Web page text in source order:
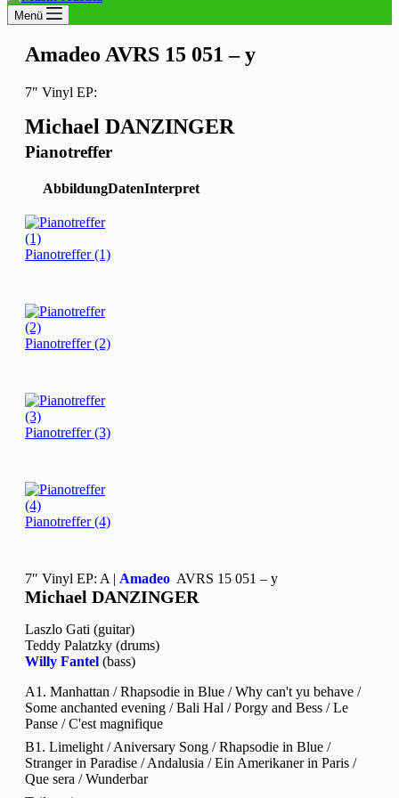
Menü
Amadeo AVRS 15 051 – y
7″ Vinyl EP:
Michael DANZINGER
Pianotreffer
AbbildungDatenInterpret
Pianotreffer (1)
Pianotreffer (2)
Pianotreffer (3)
Pianotreffer (4)
7″ Vinyl EP: A | Amadeo ‎ AVRS 15 051 – y
Michael DANZINGER
Laszlo Gati (guitar)
Teddy Palatzky (drums)
Willy Fantel (bass)
A1. Manhattan / Rhapsodie in Blue / Why can't yu behave /
Some anchanted evening / Bali Hal / Porgy and Bess / Le
Panse / C'est magnifique
B1. Limelight / Aniversary Song / Rhapsodie in Blue /
Stranger in Paradise / Andalusia / Ein Amerikaner in Paris /
Que sera / Wunderbar